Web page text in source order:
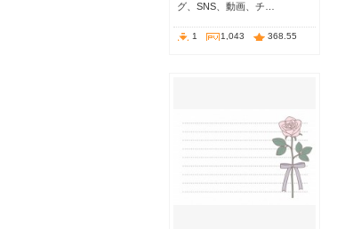
グ、SNS、動画、チ…
1 1,043 368.55